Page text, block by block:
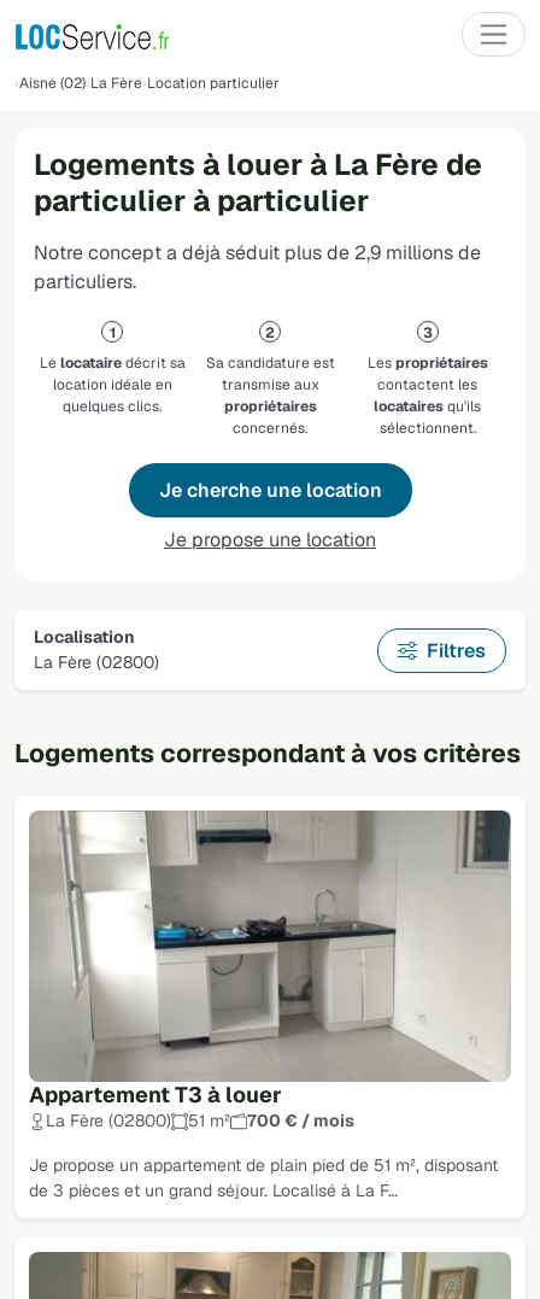
Aisne (02) La Fère Location particulier
Logements à louer à La Fère de
particulier à particulier
Notre concept a déjà séduit plus de 2,9 millions de
particuliers.
Lelocatairedécrit sa
location idéale en
quelques clics.
Sa candidature est
transmise aux
propriétaires
concernés.
Lespropriétaires
contactent les
locatairesqu'ils
sélectionnent.
Je cherche une location
Je propose une location
Localisation
La Fère (02800)
Filtres
Logements correspondant à vos critères
Appartement T3 à louer
La Fère (02800) 51 m² 700 € / mois
Je propose un appartement de plain pied de 51 m², disposant
de 3 pièces et un grand séjour. Localisé à La F…